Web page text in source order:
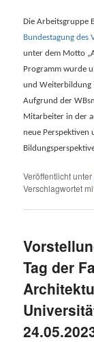
Die Arbeitsgruppe
Bundestagung des
unter dem Motto
Programm wurde
und Weiterbildung
Aufgrund der
Mitarbeiter in der
neue Perspektiven
Veröffentlicht unter
Verschlagwortet
Tag der